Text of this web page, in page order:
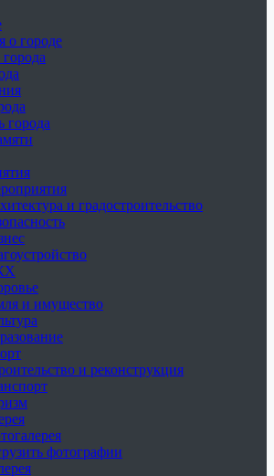
о городе
города
и градостроительство
и имущество
и реконструкция
фотографии